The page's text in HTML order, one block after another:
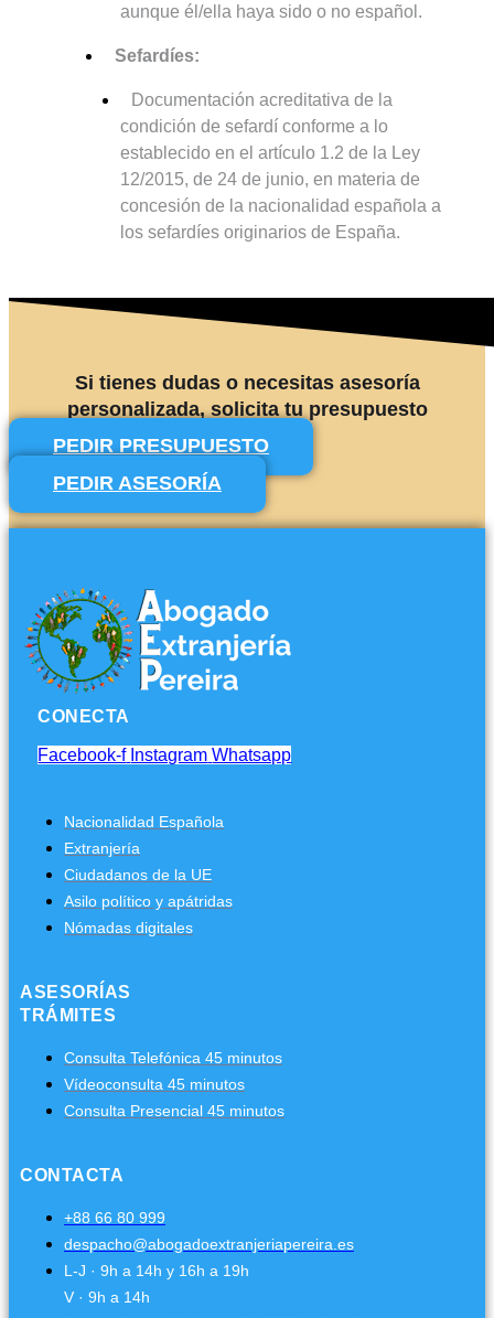
aunque él/ella haya sido o no español.
Sefardíes:
Documentación acreditativa de la
condición de sefardí conforme a lo
establecido en el artículo 1.2 de la Ley
12/2015, de 24 de junio, en materia de
concesión de la nacionalidad española a
los sefardíes originarios de España.
Si tienes dudas o necesitas asesoría
personalizada, solicita tu presupuesto
PEDIR PRESUPUESTO
PEDIR ASESORÍA
CONECTA
Facebook-f Instagram Whatsapp
Nacionalidad Española
Extranjería
Ciudadanos de la UE
Asilo político y apátridas
Nómadas digitales
ASESORÍAS
TRÁMITES
Consulta Telefónica 45 minutos
Vídeoconsulta 45 minutos
Consulta Presencial 45 minutos
CONTACTA
+88 66 80 999
despacho@abogadoextranjeriapereira.es
L-J · 9h a 14h y 16h a 19h
V · 9h a 14h